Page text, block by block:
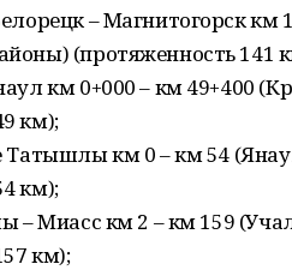
– Магнитогорск км
(протяженность 141
км 0+000 – км 49+400
км);
Татышлы км 0 – км 54
км);
– Миасс км 2 – км 159
км);